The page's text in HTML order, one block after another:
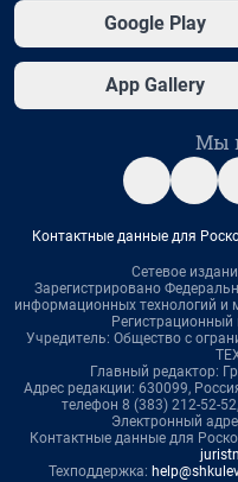
Google Play
App Gallery
Мы
Контактные данные для
Сетевое
Зарегистрировано
информационных технологий и
Учредитель: Общество с
Главный редактор:
Адрес редакции: 630099,
телефон 8 (383) 212-52-
Электронный
Контактные данные для
Техподдержка: